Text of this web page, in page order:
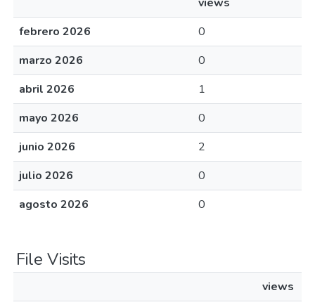
febrero 2026
0
marzo 2026
0
abril 2026
1
mayo 2026
0
junio 2026
2
julio 2026
0
agosto 2026
0
File Visits
views